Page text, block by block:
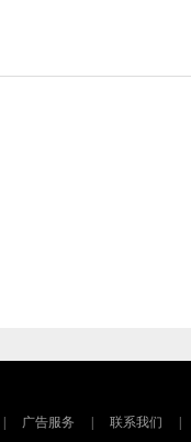
广告服务 联系我们